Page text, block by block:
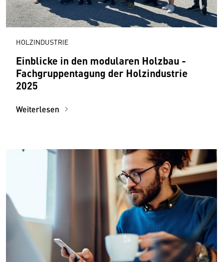
HOLZINDUSTRIE
Einblicke in den modularen Holzbau -
Fachgruppentagung der Holzindustrie
2025
Weiterlesen